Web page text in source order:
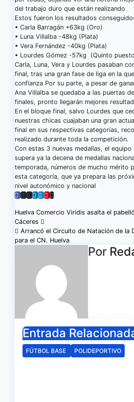
del trabajo duro que están realizando
Estos fueron los resultados
• Carla Barragán +63kg (Oro)
• Luna Villalba -48kg (Plata)
• Vera Fernández -40kg (Plata)
• Lourdes Gómez -57kg (Quinto
Carla, Luna, Vera y Lourdes pasaban
final, tras una gran fase de liga en la
confianza Por su parte, a pesar de
Ana Villalba se quedaba a las puertas
finales, pronto llegarán mejores
En el bloque final, salvo Lourdes que
nuestras chicas cuajaban una gran
final en sus respectivas categorías,
realizado durante toda la competición.
Con estas 3 nuevas medallas, el
supera ya la decena de medallas
temporada, números de mucho mérito
esta categoría, que ya prepara las
nivel autonómico y nacional
Navegación
de
Huelva Comercio Viridis asalta el
Cáceres
Arrancó el Circuito de Natación de la
para el CN. Huelva
Por
Entrada
FÚTBOL BASE POLIDEPORTIVO